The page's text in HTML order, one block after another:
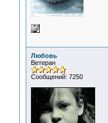
Любовь
Ветеран
Сообщений: 7250